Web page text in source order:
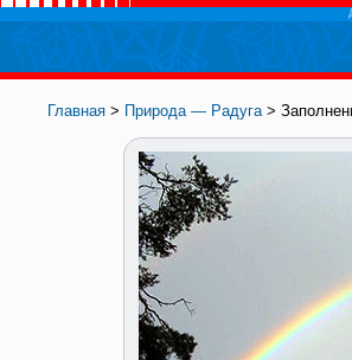
Главная > Природа — Радуга>